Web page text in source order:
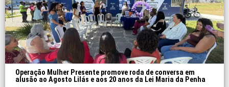
Operação Mulher Presente promove roda de conversa em
alusão ao Agosto Lilás e aos 20 anos da Lei Maria da Penha